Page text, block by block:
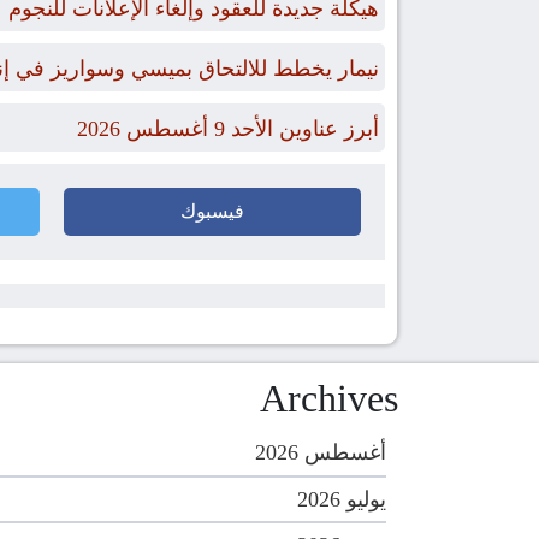
هيكلة جديدة للعقود وإلغاء الإعلانات للنجوم
نيمار يخطط للالتحاق بميسي وسواريز في
أبرز عناوين الأحد 9 أغسطس 2026
فيسبوك
Archives
أغسطس 2026
يوليو 2026